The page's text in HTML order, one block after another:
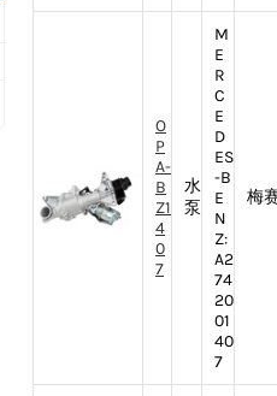
O
P
A-
B
Z1
4
0
7
水
泵
M
E
R
C
E
D
ES
-B
E
N
Z:
A2
74
20
01
40
7
梅